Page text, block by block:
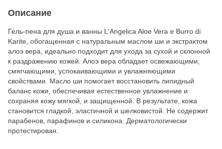
Описание
Гель-пена для душа и ванны L'Angelica Aloe Vera e Burro di
Karite, обогащенная с натуральным маслом ши и экстрактом
алоэ вера, идеально подходит для ухода за сухой и склонной
к раздражению кожей. Алоэ вера обладает освежающими,
смягчающими, успокаивающими и увлажняющими
свойствами. Масло ши помогает восстановить липидный
баланс кожи, обеспечивая естественное увлажнение и
сохраняя кожу мягкой, и защищенной. В результате, кожа
становится гладкой, эластичной и шелковистой. Не содержит
парабенов, парафинов и силикона. Дерматологически
протестирован.